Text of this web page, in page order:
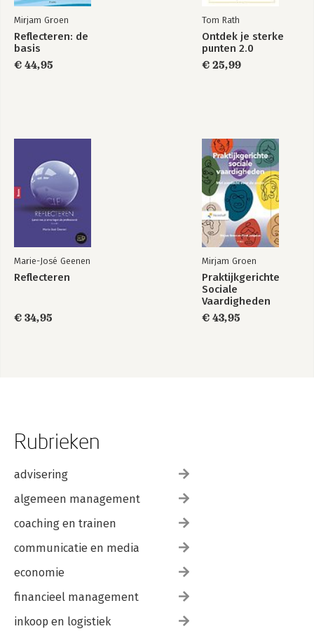
Mirjam Groen
Reflecteren: de
basis
€ 44,95
Tom Rath
Ontdek je sterke
punten 2.0
€ 25,99
Marie-José Geenen
Reflecteren
€ 34,95
Mirjam Groen
Praktijkgerichte
Sociale
Vaardigheden
€ 43,95
Rubrieken
advisering
algemeen management
coaching en trainen
communicatie en media
economie
financieel management
inkoop en logistiek